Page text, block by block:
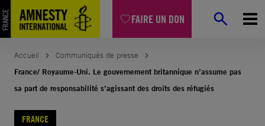
FAIRE UN DON
Aller
au
contenu
Accueil
Communiqués de presse
France/ Royaume-Uni. Le gouvernement britannique n’assume pas
sa part de responsabilité s’agissant des droits des réfugiés
FRANCE